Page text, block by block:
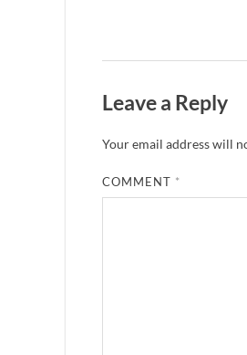
Leave a Reply
Your email address will
COMMENT *